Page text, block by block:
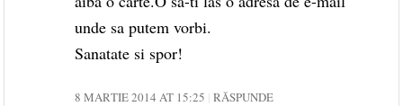
unde sa putem vorbi.
Sanatate si spor!
8 MARTIE 2014 AT 15:25 RĂSPUNDE